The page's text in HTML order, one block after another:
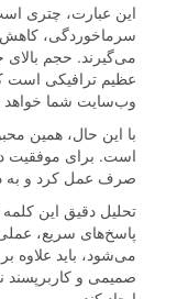
این عبارت، چتری
سرماخوردگی، کاهش
می‌گیرند. حجم بالای
عظیم ترافیکی
وب‌سایت شما خواهد
با این حال، همین
است. برای موفقیت در
صرف عمل کرد و به
تحلیل دقیق این
پاسخ‌های سریع، عملی
می‌شود، باید علاوه
صمیمی و کاربرپسند